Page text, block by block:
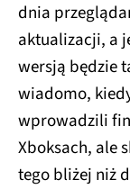
dnia
aktualizacji, a
wersją będzie
wiadomo,
wprowadzili
Xboksach, ale
tego bliżej niż